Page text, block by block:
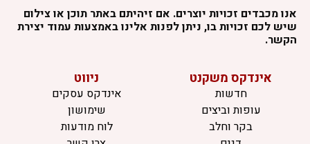
אנו מכבדים זכויות יוצרים. אם זיהיתם באתר תוכן או צילום
שיש לכם זכויות בו, ניתן לפנות אלינו באמצעות עמוד יצירת
הקשר.
אינדקס משקנט
חדשות
עופות וביצים
בקר וחלב
ניווט
אינדקס עסקים
שימושון
לוח מודעות